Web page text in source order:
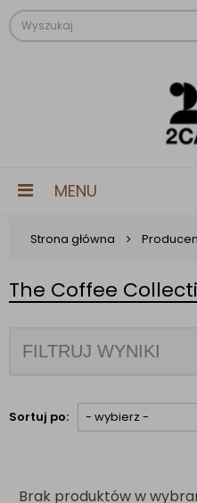
MENU
Strona główna
The Coffee
FILTRUJ WYNIKI
Sortuj po:
Brak produktów w